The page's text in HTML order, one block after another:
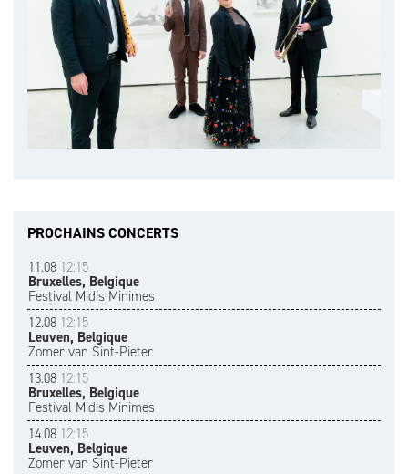
PROCHAINS CONCERTS
11.08 12:15
Bruxelles, Belgique
Festival Midis Minimes
12.08 12:15
Leuven, Belgique
Zomer van Sint-Pieter
13.08 12:15
Bruxelles, Belgique
Festival Midis Minimes
14.08 12:15
Leuven, Belgique
Zomer van Sint-Pieter